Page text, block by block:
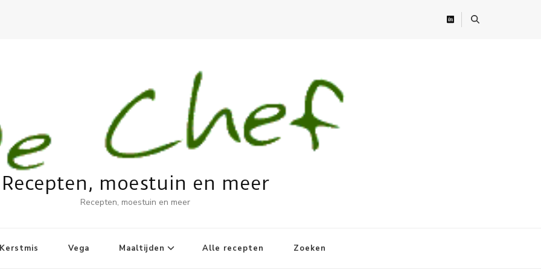
Recepten, moestuin en meer
Recepten, moestuin en meer
Vega Maaltijden Alle recepten Zoeken